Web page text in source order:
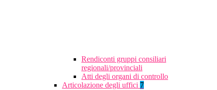
Rendiconti gruppi consiliari
regionali/provinciali
Atti degli organi di controllo
Articolazione degli uffici 7